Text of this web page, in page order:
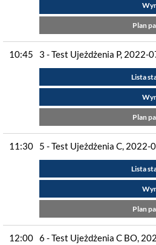
Plan
10:45 3 - Test Ujeżdżenia P, 2022-
Lista
Plan
11:30 5 - Test Ujeżdżenia C, 2022-
Lista
Plan
12:00 6 - Test Ujeżdżenia C BO,